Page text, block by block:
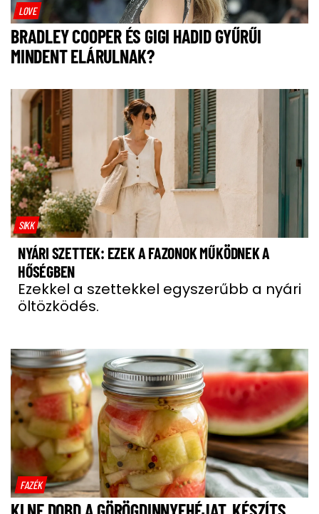
LOVE
BRADLEY COOPER ÉS GIGI HADID GYŰRŰI
MINDENT ELÁRULNAK?
SIKK
NYÁRI SZETTEK: EZEK A FAZONOK MŰKÖDNEK A
HŐSÉGBEN
Ezekkel a szettekkel egyszerűbb a nyári
öltözködés.
FAZÉK